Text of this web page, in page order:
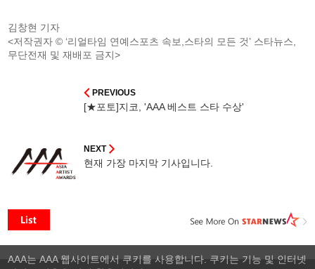
김창현 기자
<저작권자 © ‘리얼타임 연예스포츠 속보,스타의 모든 것’ 스타뉴스,
무단전재 및 재배포 금지>
PREVIOUS
[★포토]지코, 'AAA 베스트 스타 수상'
NEXT
현재 가장 마지막 기사입니다.
AAA는 AAA 웹사이트에서 쿠키를 사용합니다. 쿠키는 기능 및 인터넷